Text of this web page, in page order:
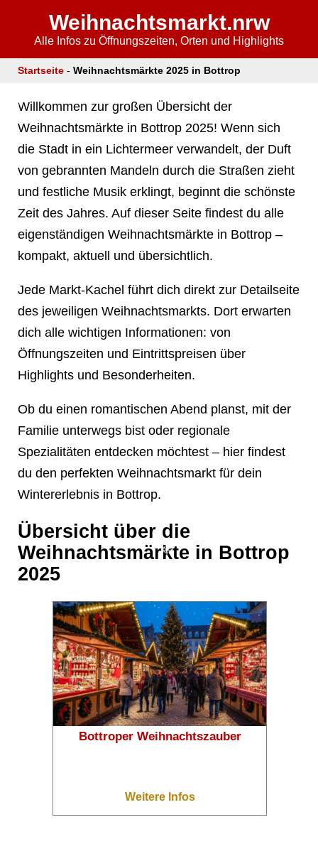
Weihnachtsmarkt.nrw
Alle Infos zu Öffnungszeiten, Orten und Highlights
Startseite - Weihnachtsmärkte 2025 in Bottrop
Willkommen zur großen Übersicht der
Weihnachtsmärkte in Bottrop 2025! Wenn sich
die Stadt in ein Lichtermeer verwandelt, der Duft
von gebrannten Mandeln durch die Straßen zieht
und festliche Musik erklingt, beginnt die schönste
Zeit des Jahres. Auf dieser Seite findest du alle
eigenständigen Weihnachtsmärkte in Bottrop –
kompakt, aktuell und übersichtlich.
Jede Markt-Kachel führt dich direkt zur Detailseite
des jeweiligen Weihnachtsmarkts. Dort erwarten
dich alle wichtigen Informationen: von
Öffnungszeiten und Eintrittspreisen über
Highlights und Besonderheiten.
Ob du einen romantischen Abend planst, mit der
Familie unterwegs bist oder regionale
Spezialitäten entdecken möchtest – hier findest
du den perfekten Weihnachtsmarkt für dein
Wintererlebnis in Bottrop.
Übersicht über die
Weihnachtsmärkte in Bottrop
2025
Bottroper Weihnachtszauber
Weitere Infos
❄
❄
❄
❄
❄
❄